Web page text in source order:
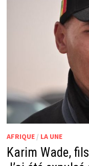
AFRIQUE/ LA UNE
Karim Wade,